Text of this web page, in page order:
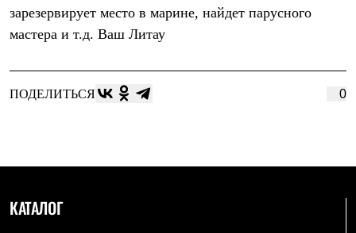
Толстовки
Брюки
Куртки
Брюки
Куртки
Софтшелл одежда
зарезервирует место в марине, найдет парусного
мастера и т.д. Ваш Литау
ПОДЕЛИТЬСЯ 0
КАТАЛОГ